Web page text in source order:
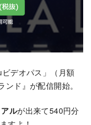
デオパス」（月額
ド』が配信開始。
ルが出来て540円分